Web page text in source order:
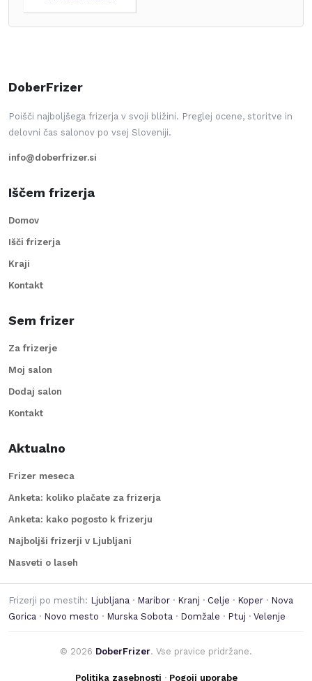
DoberFrizer
Poišči najboljšega frizerja v svoji bližini. Preglej ocene, storitve in
delovni čas salonov po vsej Sloveniji.
info@doberfrizer.si
Iščem frizerja
Domov
Išči frizerja
Kraji
Kontakt
Sem frizer
Za frizerje
Moj salon
Dodaj salon
Kontakt
Aktualno
Frizer meseca
Anketa: koliko plačate za frizerja
Anketa: kako pogosto k frizerju
Najboljši frizerji v Ljubljani
Nasveti o laseh
Frizerji po mestih: Ljubljana · Maribor · Kranj · Celje · Koper · Nova
Gorica · Novo mesto · Murska Sobota · Domžale · Ptuj · Velenje
© 2026 DoberFrizer. Vse pravice pridržane.
Politika zasebnosti · Pogoji uporabe